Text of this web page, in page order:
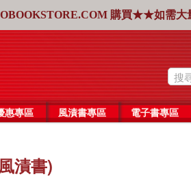
購買★★如需大
惠專區 風漬書專區 電子書專區
漬書)